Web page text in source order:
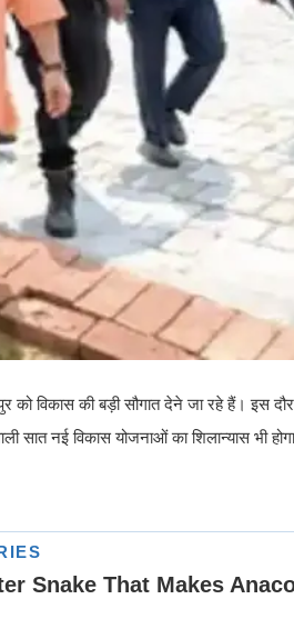
विकास की बड़ी सौगात देने जा रहे हैं। इस
सात नई विकास योजनाओं का शिलान्यास भी